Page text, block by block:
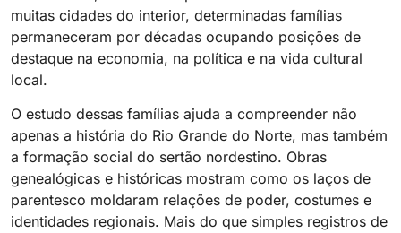
muitas cidades do interior, determinadas famílias
permaneceram por décadas ocupando posições de
destaque na economia, na política e na vida cultural
local.
O estudo dessas famílias ajuda a compreender não
apenas a história do Rio Grande do Norte, mas também
a formação social do sertão nordestino. Obras
genealógicas e históricas mostram como os laços de
parentesco moldaram relações de poder, costumes e
identidades regionais. Mais do que simples registros de